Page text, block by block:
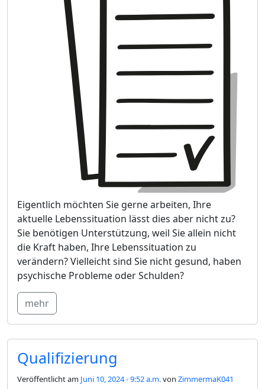
Eigentlich möchten Sie gerne arbeiten, Ihre
aktuelle Lebenssituation lässt dies aber nicht zu?
Sie benötigen Unterstützung, weil Sie allein nicht
die Kraft haben, Ihre Lebenssituation zu
verändern? Vielleicht sind Sie nicht gesund, haben
psychische Probleme oder Schulden?
mehr
Qualifizierung
Veröffentlicht am Juni 10, 2024 - 9:52 a.m.von ZimmermaK041